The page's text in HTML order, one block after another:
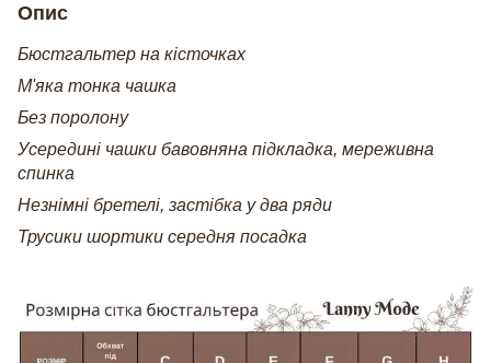
Опис
Бюстгальтер на кісточках
М'яка тонка чашка
Без поролону
Усередині чашки бавовняна підкладка, мереживна
спинка
Незнімні бретелі, застібка у два ряди
Трусики шортики середня посадка